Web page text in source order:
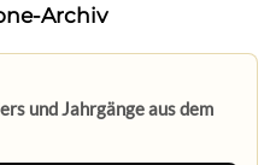
Archiv
und Jahrgänge aus dem